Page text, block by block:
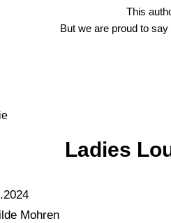
This
But we are proud to
Ladies
Mohren